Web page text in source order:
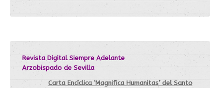
Revista Digital Siempre Adelante
Arzobispado de Sevilla
Carta Encíclica ‘Magnifica Humanitas’ del Santo